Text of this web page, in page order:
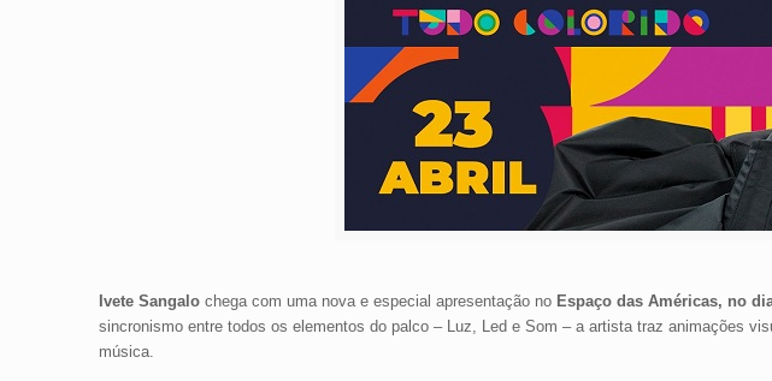
Ivete Sangalochega com uma nova e especial apresentação no Espaço das Américas, no
sincronismo entre todos os elementos do palco – Luz, Led e Som – a artista traz animações
música.